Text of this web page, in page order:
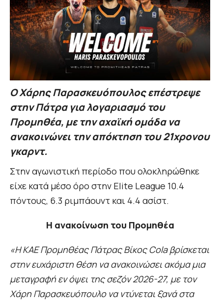
Ο Χάρης Παρασκευόπουλος επέστρεψε
στην Πάτρα για λογαριασμό του
Προμηθέα, με την αχαϊκή ομάδα να
ανακοινώνει την απόκτηση του 21χρονου
γκαρντ.
Στην αγωνιστική περίοδο που ολοκληρώθηκε
είχε κατά μέσο όρο στην Elite League 10.4
πόντους, 6.3 ριμπάουντ και 4.4 ασίστ.
Η ανακοίνωση του Προμηθέα
«Η ΚΑΕ Προμηθέας Πάτρας Βίκος Cola βρίσκεται
στην ευχάριστη θέση να ανακοινώσει ακόμα μια
μεταγραφή εν όψει της σεζόν 2026-27, με τον
Χάρη Παρασκευόπουλο να ντύνεται ξανά στα